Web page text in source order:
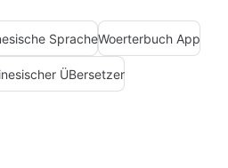
SpracheWoerterbuch App
ÜBersetzer